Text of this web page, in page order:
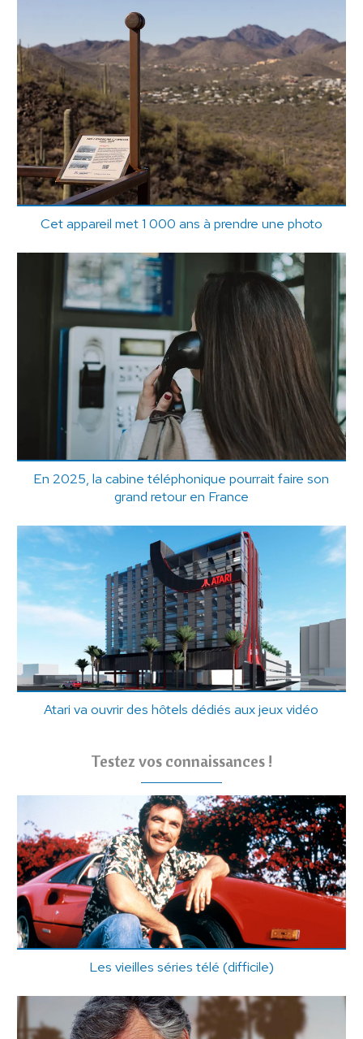
Cet appareil met 1 000 ans à prendre une photo
En 2025, la cabine téléphonique pourrait faire son
grand retour en France
Atari va ouvrir des hôtels dédiés aux jeux vidéo
Testez vos connaissances !
Les vieilles séries télé (difficile)